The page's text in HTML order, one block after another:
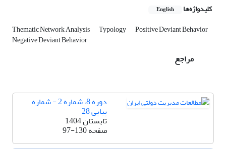
کلیدواژه‌ها English
Thematic Network Analysis Typology Positive Deviant Behavior
Negative Deviant Behavior‌
مراجع
دوره 8، شماره 2 - شماره
پیاپی 28
تابستان 1404
صفحه97-130